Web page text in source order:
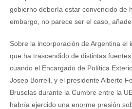
gobierno debería estar convencido de
embargo, no parece ser el caso, añade
Sobre la incorporación de Argentina el
que ha trascendido de distintas
cuando el Encargado de Política
Josep Borrell, y el presidente Alberto
Bruselas durante la Cumbre entre la
habría ejercido una enorme presión